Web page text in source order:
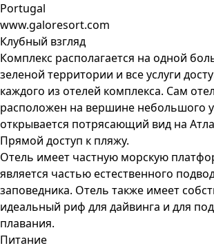
Portugal
www.galoresort.com
Клубный взгляд
Комплекс располагается на одной
зеленой территории и все услуги
каждого из отелей комплекса. Сам
расположен на вершине небольшого
открывается потрясающий вид на
Прямой доступ к пляжу.
Отель имеет частную морскую
является частью естественного
заповедника. Отель также имеет
идеальный риф для дайвинга и для
плавания.
Питание